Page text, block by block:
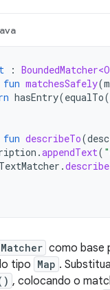
:
fun matchesSafely(
hasEntry(equalTo(
fun describeTo(
.appendText(
.
como base
tipo Map .
, colocando o